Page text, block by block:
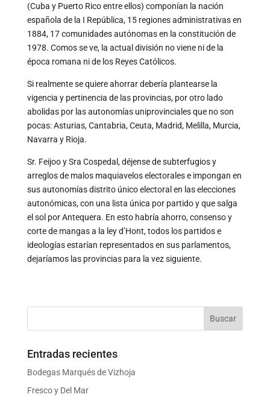
(Cuba y Puerto Rico entre ellos) componían la nación
española de la I República, 15 regiones administrativas en
1884, 17 comunidades autónomas en la constitución de
1978. Comos se ve, la actual división no viene ni de la
época romana ni de los Reyes Católicos.
Si realmente se quiere ahorrar debería plantearse la
vigencia y pertinencia de las provincias, por otro lado
abolidas por las autonomías uniprovinciales que no son
pocas: Asturias, Cantabria, Ceuta, Madrid, Melilla, Murcia,
Navarra y Rioja.
Sr. Feijoo y Sra Cospedal, déjense de subterfugios y
arreglos de malos maquiavelos electorales e impongan en
sus autonomías distrito único electoral en las elecciones
autonómicas, con una lista única por partido y que salga
el sol por Antequera. En esto habría ahorro, consenso y
corte de mangas a la ley d’Hont, todos los partidos e
ideologías estarían representados en sus parlamentos,
dejaríamos las provincias para la vez siguiente.
Entradas recientes
Bodegas Marqués de Vizhoja
Fresco y Del Mar